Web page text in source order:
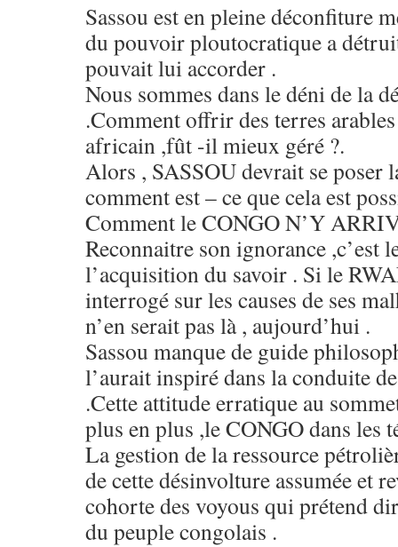
Sassou est en pleine déconfiture
du pouvoir ploutocratique a
pouvait lui accorder .
Nous sommes dans le déni de la
.Comment offrir des terres
africain ,fût -il mieux géré ?.
Alors , SASSOU devrait se poser
comment est – ce que cela est
Comment le CONGO N’Y
Reconnaitre son ignorance ,c’est
l’acquisition du savoir . Si le
interrogé sur les causes de ses
n’en serait pas là , aujourd’hui .
Sassou manque de guide
l’aurait inspiré dans la conduite
.Cette attitude erratique au
plus en plus ,le CONGO dans les
La gestion de la ressource
de cette désinvolture assumée et
cohorte des voyous qui prétend
du peuple congolais .